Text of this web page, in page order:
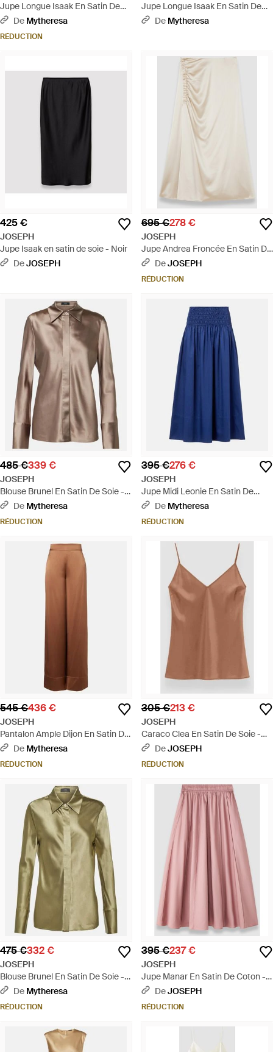
Jupe Longue Isaak En Satin De
Soie - Marron
De Mytheresa
RÉDUCTION
Jupe Longue Isaak En Satin De
Soie - Noir
De Mytheresa
425 €
JOSEPH
Jupe Isaak en satin de soie - Noir
DeJOSEPH
695 €278 €
JOSEPH
Jupe Andrea Froncée En Satin De
Soie - Blanc
DeJOSEPH
RÉDUCTION
485 €339 €
JOSEPH
Blouse Brunel En Satin De Soie -
Marron
De Mytheresa
RÉDUCTION
395 €276 €
JOSEPH
Jupe Midi Leonie En Satin De
Coton - Bleu
De Mytheresa
RÉDUCTION
545 €436 €
JOSEPH
Pantalon Ample Dijon En Satin De
Soie - Marron
De Mytheresa
RÉDUCTION
305 €213 €
JOSEPH
Caraco Clea En Satin De Soie -
Blanc
DeJOSEPH
RÉDUCTION
475 €332 €
JOSEPH
Blouse Brunel En Satin De Soie -
VertDe Mytheresa
RÉDUCTION
395 €237 €
JOSEPH
Jupe Manar En Satin De Coton -
RoseDeJOSEPH
RÉDUCTION